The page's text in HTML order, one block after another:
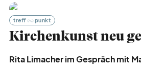
treff punkt
Kirchenkunst neu
Rita Limacher im Gespräch mit